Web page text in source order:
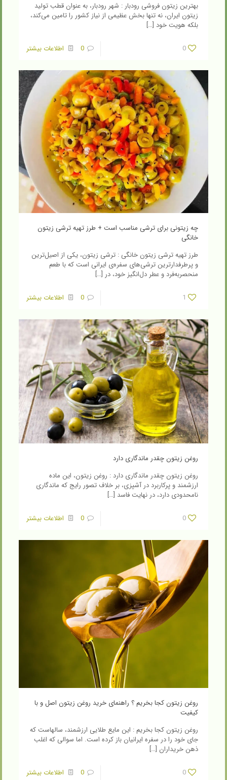
بهترین زیتون فروشی رودبار : شهر رودبار، به عنوان قطب تولید
زیتون ایران، نه تنها بخش عظیمی از نیاز کشور را تامین می‌کند،
بلکه هویت خود […]
0
0 اطلاعات بیشتر
چه زیتونی برای ترشی مناسب است + طرز تهیه ترشی زیتون
خانگی
طرز تهیه ترشی زیتون خانگی : ترشی زیتون، یکی از اصیل‌ترین
و پرطرفدارترین ترشی‌های سفره‌ی ایرانی است که با طعم
منحصربه‌فرد و عطر دل‌انگیز خود، در […]
1
0 اطلاعات بیشتر
روغن زیتون چقدر ماندگاری دارد
روغن زیتون چقدر ماندگاری دارد : روغن زیتون، این ماده
ارزشمند و پرکاربرد در آشپزی، بر خلاف تصور رایج که ماندگاری
نامحدودی دارد، در نهایت فاسد […]
0
0 اطلاعات بیشتر
روغن زیتون کجا بخریم ؟ راهنمای خرید روغن زیتون اصل و با
کیفیت
روغن زیتون کجا بخریم : این مایع طلایی ارزشمند، سالهاست که
جای خود را در سفره ایرانیان باز کرده است. اما سوالی که اغلب
ذهن خریداران […]
0
0 اطلاعات بیشتر